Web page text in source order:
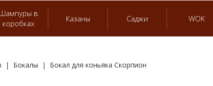
в
коробках
Казаны Саджи WOK
Бокалы Бокал для коньяка Скорпион